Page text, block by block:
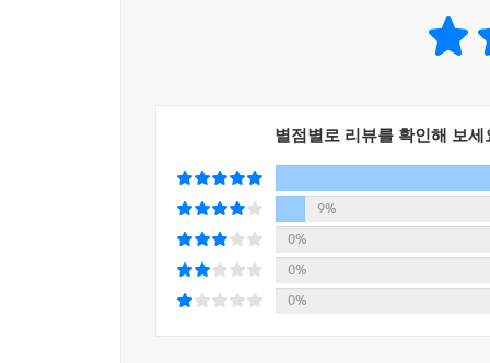
별점별로 리뷰를 확인해 보세
9%
0%
0%
0%